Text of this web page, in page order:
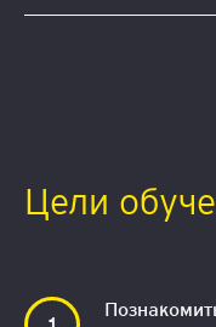
Цели